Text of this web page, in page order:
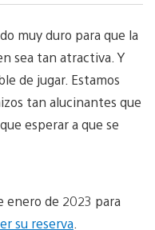
muy duro para que la
sea tan atractiva. Y
de jugar. Estamos
tan alucinantes que
esperar a que se
enero de 2023 para
su reserva